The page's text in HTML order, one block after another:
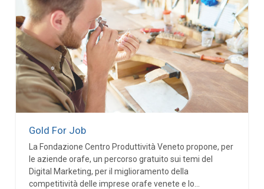
Gold For Job
La Fondazione Centro Produttività Veneto propone, per
le aziende orafe, un percorso gratuito sui temi del
Digital Marketing, per il miglioramento della
competitività delle imprese orafe venete e lo...